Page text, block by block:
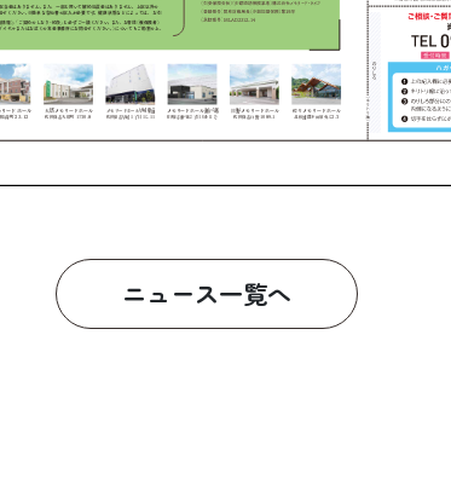
ニュース一覧へ